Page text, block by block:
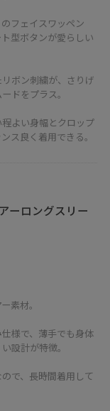
フェイスワッペン
型ボタンが愛らしい
ボン刺繍が、さりげ
ドをプラス。
よい身幅とクロップ
ス良く着用できる。
ーロングスリー
素材。
様で、薄手でも身体
設計が特徴。
で、長時間着用して